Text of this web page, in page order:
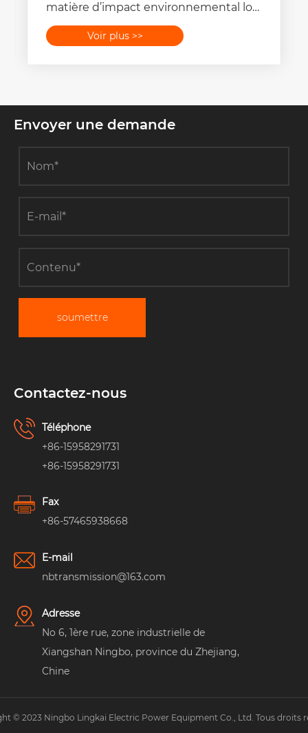
matière d’impact environnemental lors
de l’utilisation d’équipements de
cordage de lignes de transport ?
Voir plus >>
Envoyer une demande
soumettre
Contactez-nous
Téléphone
+86-15958291731
+86-15958291731
Fax
+86-57465938668
E-mail
nbtransmission@163.com
Adresse
No 6, 1ère rue, zone industrielle de
Xiangshan Ningbo, province du Zhejiang,
Chine
© 2023 Ningbo Lingkai Electric Power Equipment Co., Ltd. Tous droits